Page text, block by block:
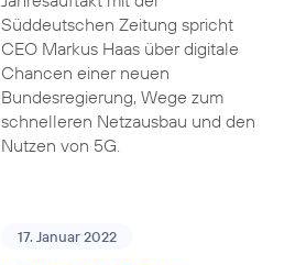
Süddeutschen Zeitung spricht
CEO Markus Haas über digitale
Chancen einer neuen
Bundesregierung, Wege zum
schnelleren Netzausbau und den
Nutzen von 5G.
17. Januar 2022